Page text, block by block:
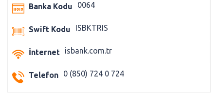
Banka Kodu 0064
Swift Kodu ISBKTRIS
İnternet isbank.com.tr
Telefon 0 (850) 724 0 724